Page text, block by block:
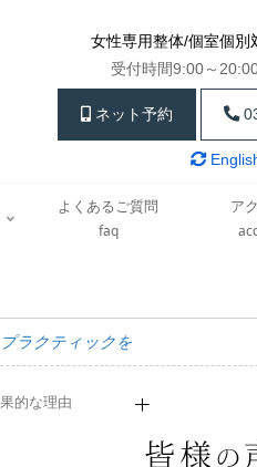
女性専用整体/個室個別
受付時間9:00～
ネット予約
よくあるご質問
faq
ア
ラクティックを
的な理由